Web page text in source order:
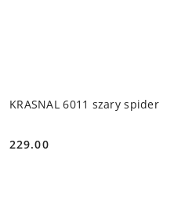
KRASNAL 6011 szary spider
Cena:
229.00